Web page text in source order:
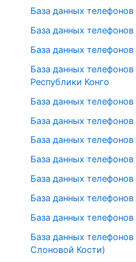
База данных телефонов
База данных телефонов
База данных
База данных
Республики Конго
База данных
База данных
База данных
База данных
База данных
База данных
База данных
База данных
Слоновой Кости)